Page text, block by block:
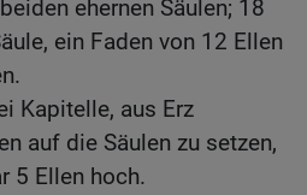
ehernen Säulen; 18
ein Faden von 12 Ellen
Kapitelle, aus Erz
auf die Säulen zu setzen,
5 Ellen hoch.